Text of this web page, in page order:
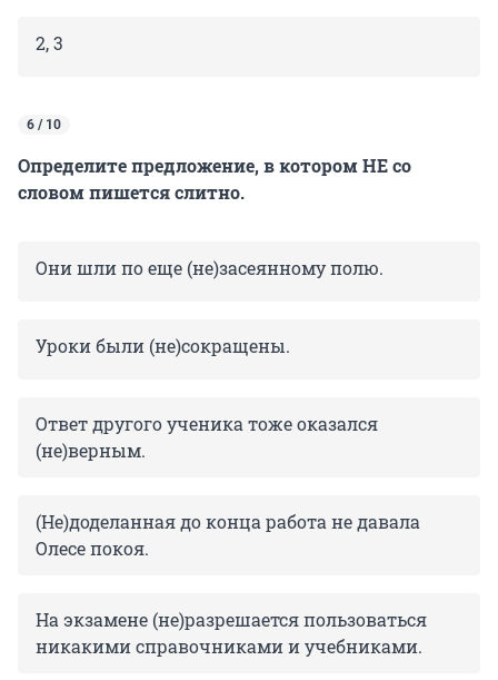
2, 3
6 / 10
Определите предложение, в котором НЕ со
словом пишется слитно.
Они шли по еще (не)засеянному полю.
Уроки были (не)сокращены.
Ответ другого ученика тоже оказался
(не)верным.
(Не)доделанная до конца работа не давала
Олесе покоя.
На экзамене (не)разрешается пользоваться
никакими справочниками и учебниками.